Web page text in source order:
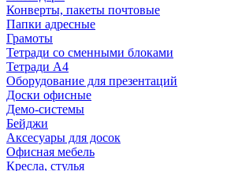
Конверты, пакеты почтовые
Папки адресные
Грамоты
Тетради со сменными блоками
Тетради А4
Оборудование для презентаций
Доски офисные
Демо-системы
Бейджи
Аксесуары для досок
Офисная мебель
Кресла, стулья